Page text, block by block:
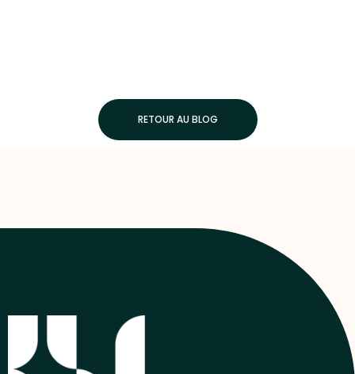
RETOUR AU BLOG